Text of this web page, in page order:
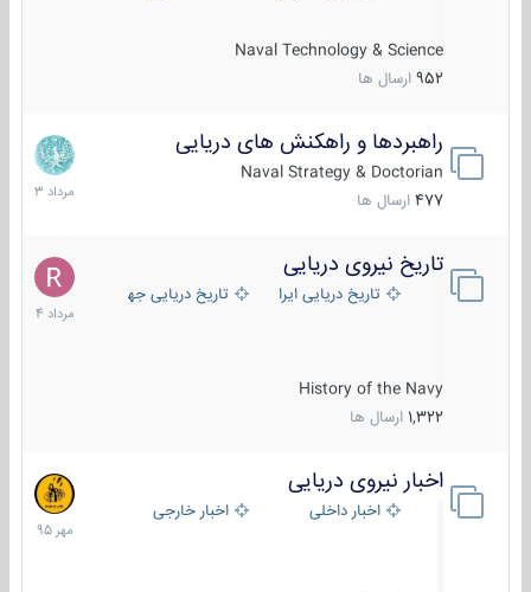
Naval Technology & Science
952 ارسال ها
راهبردها و راهکنش های دریایی
Naval Strategy & Doctorian
477 ارسال ها
2
مرداد
1403
تاریخ نیروی دریایی
تاریخ دریایی ایران تاریخ دریایی جهان
History of the Navy
1,322 ارسال ها
16
مرداد
1404
اخبار نیروی دریایی
اخبار داخلی اخبار خارجی
27
مهر
1395